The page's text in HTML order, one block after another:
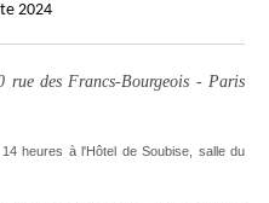
2024
rue des Francs-Bourgeois - Paris
heures à l'Hôtel de Soubise, salle du